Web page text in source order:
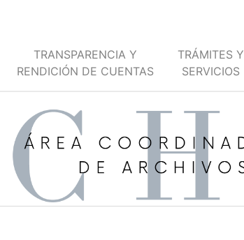
TRANSPARENCIA Y
RENDICIÓN DE CUENTAS
TRÁMITES Y
SERVICIOS